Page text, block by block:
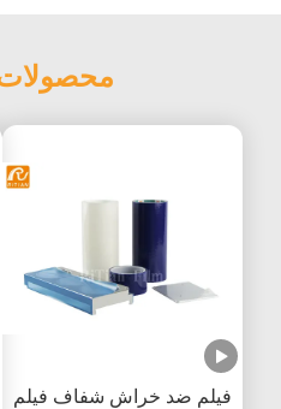
فیلم ضد خراش شفاف فیلم